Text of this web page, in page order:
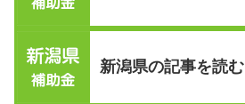
新潟県の記事を読む